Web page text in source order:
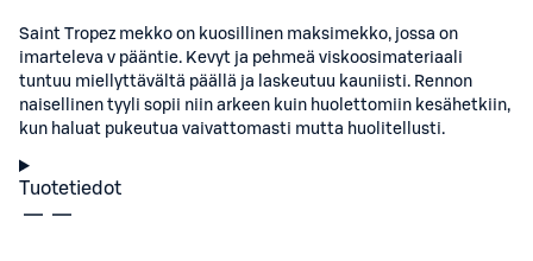
Saint Tropez mekko on kuosillinen maksimekko, jossa on
imarteleva v pääntie. Kevyt ja pehmeä viskoosimateriaali
tuntuu miellyttävältä päällä ja laskeutuu kauniisti. Rennon
naisellinen tyyli sopii niin arkeen kuin huolettomiin kesähetkiin,
kun haluat pukeutua vaivattomasti mutta huolitellusti.
Tuotetiedot